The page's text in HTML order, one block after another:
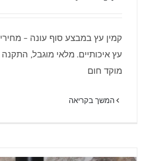
קמין עץ במבצע סוף עונה –
עץ איכותיים. מלאי מוגבל,
מוקד חום
המשך בקריאה